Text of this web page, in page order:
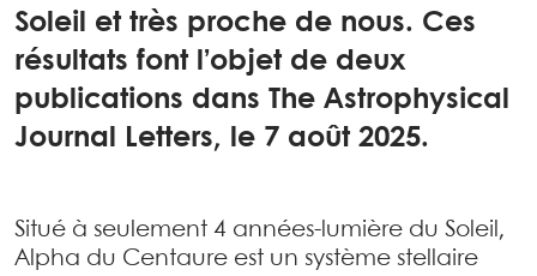
Soleil et très proche de nous. Ces
résultats font l’objet de deux
publications dans The Astrophysical
Journal Letters, le 7 août 2025.
Situé à seulement 4 années-lumière du Soleil,
Alpha du Centaure est un système stellaire